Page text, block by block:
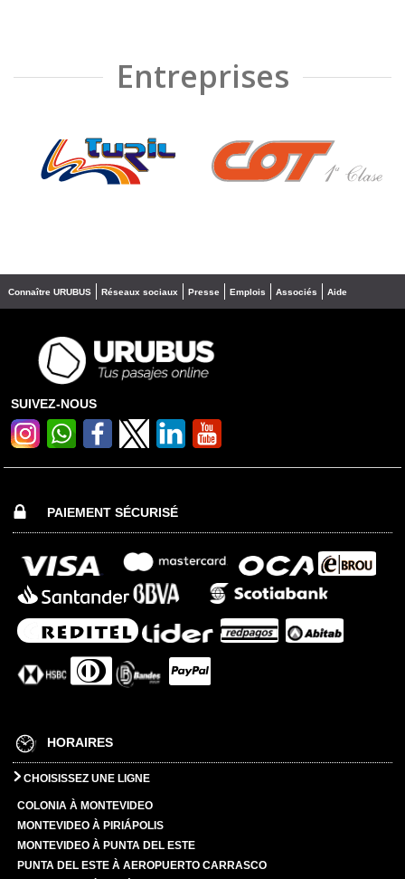
Entreprises
❮ ❯
Connaître URUBUS Réseaux sociaux Presse Emplois Associés Aide
SUIVEZ-NOUS
PAIEMENT SÉCURISÉ
HORAIRES
CHOISISSEZ UNE LIGNE
COLONIA À MONTEVIDEO
MONTEVIDEO À PIRIÁPOLIS
MONTEVIDEO À PUNTA DEL ESTE
PUNTA DEL ESTE À AEROPUERTO CARRASCO